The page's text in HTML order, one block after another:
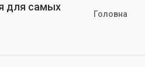
для самых
Головна